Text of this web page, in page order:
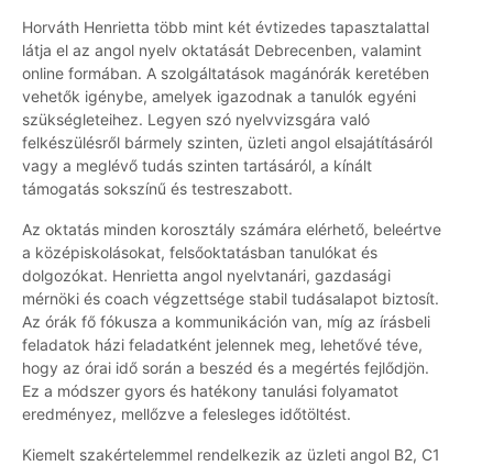
Horváth Henrietta több mint két évtizedes tapasztalattal
látja el az angol nyelv oktatását Debrecenben, valamint
online formában. A szolgáltatások magánórák keretében
vehetők igénybe, amelyek igazodnak a tanulók egyéni
szükségleteihez. Legyen szó nyelvvizsgára való
felkészülésről bármely szinten, üzleti angol elsajátításáról
vagy a meglévő tudás szinten tartásáról, a kínált
támogatás sokszínű és testreszabott.
Az oktatás minden korosztály számára elérhető, beleértve
a középiskolásokat, felsőoktatásban tanulókat és
dolgozókat. Henrietta angol nyelvtanári, gazdasági
mérnöki és coach végzettsége stabil tudásalapot biztosít.
Az órák fő fókusza a kommunikáción van, míg az írásbeli
feladatok házi feladatként jelennek meg, lehetővé téve,
hogy az órai idő során a beszéd és a megértés fejlődjön.
Ez a módszer gyors és hatékony tanulási folyamatot
eredményez, mellőzve a felesleges időtöltést.
Kiemelt szakértelemmel rendelkezik az üzleti angol B2, C1